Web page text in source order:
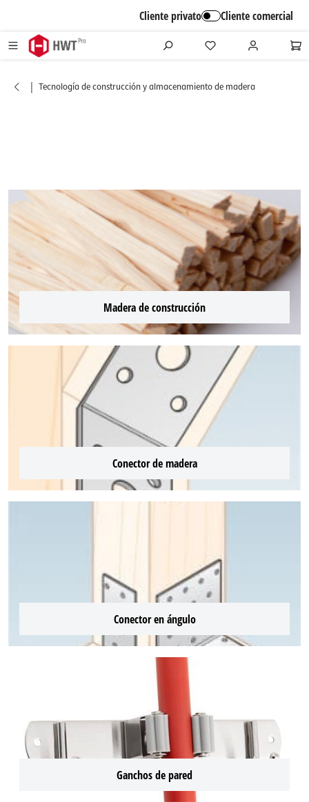
Cliente privato Cliente comercial
| Tecnología de construcción y almacenamiento de madera
Madera de construcción
Conector de madera
Conector en ángulo
Ganchos de pared